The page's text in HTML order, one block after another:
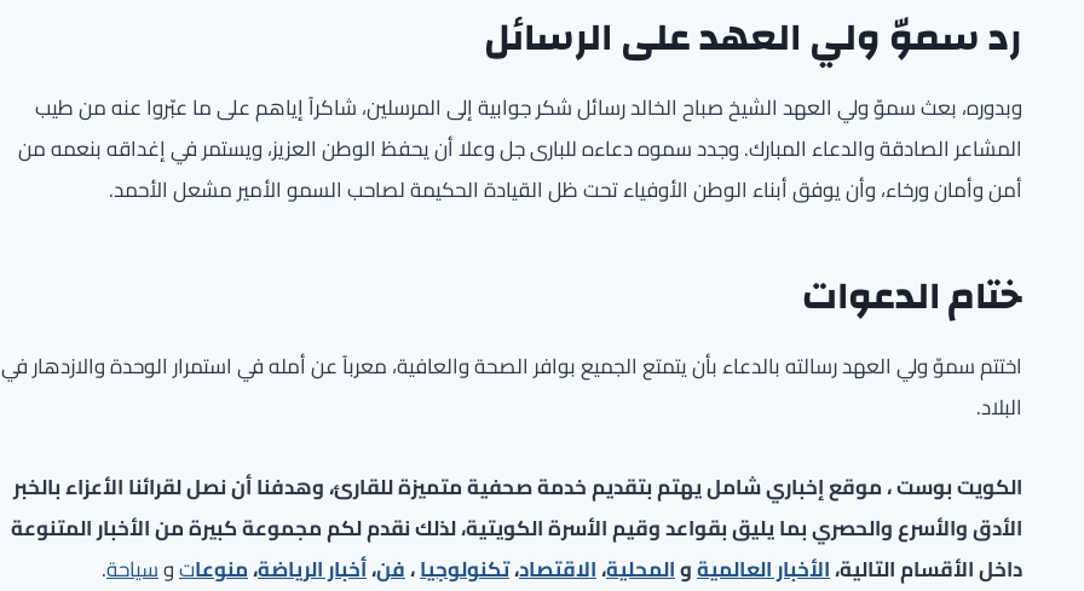
رد سموّ ولي العهد على الرسائل
وبدوره، بعث سموّ ولي العهد الشيخ صباح الخالد رسائل شكر جوابية إلى المرسلين، شاكراً إياهم على ما عبّروا عنه من طيب
المشاعر الصادقة والدعاء المبارك. وجدد سموه دعاءه للبارى جل وعلا أن يحفظ الوطن العزيز، ويستمر في إغداقه بنعمه من
أمن وأمان ورخاء، وأن يوفق أبناء الوطن الأوفياء تحت ظل القيادة الحكيمة لصاحب السمو الأمير مشعل الأحمد.
ختام الدعوات
اختتم سموّ ولي العهد رسالته بالدعاء بأن يتمتع الجميع بوافر الصحة والعافية، معرباً عن أمله في استمرار الوحدة والازدهار في
البلاد.
الكويت بوست ، موقع إخباري شامل يهتم بتقديم خدمة صحفية متميزة للقارئ، وهدفنا أن نصل لقرائنا الأعزاء بالخبر
الأدق والأسرع والحصري بما يليق بقواعد وقيم الأسرة الكويتية، لذلك نقدم لكم مجموعة كبيرة من الأخبار المتنوعة
داخل الأقسام التالية،الأخبار العالميةوالمحلية،الاقتصاد،تكنولوجيا،فن،أخبار الرياضة،منوعاتوسياحة.